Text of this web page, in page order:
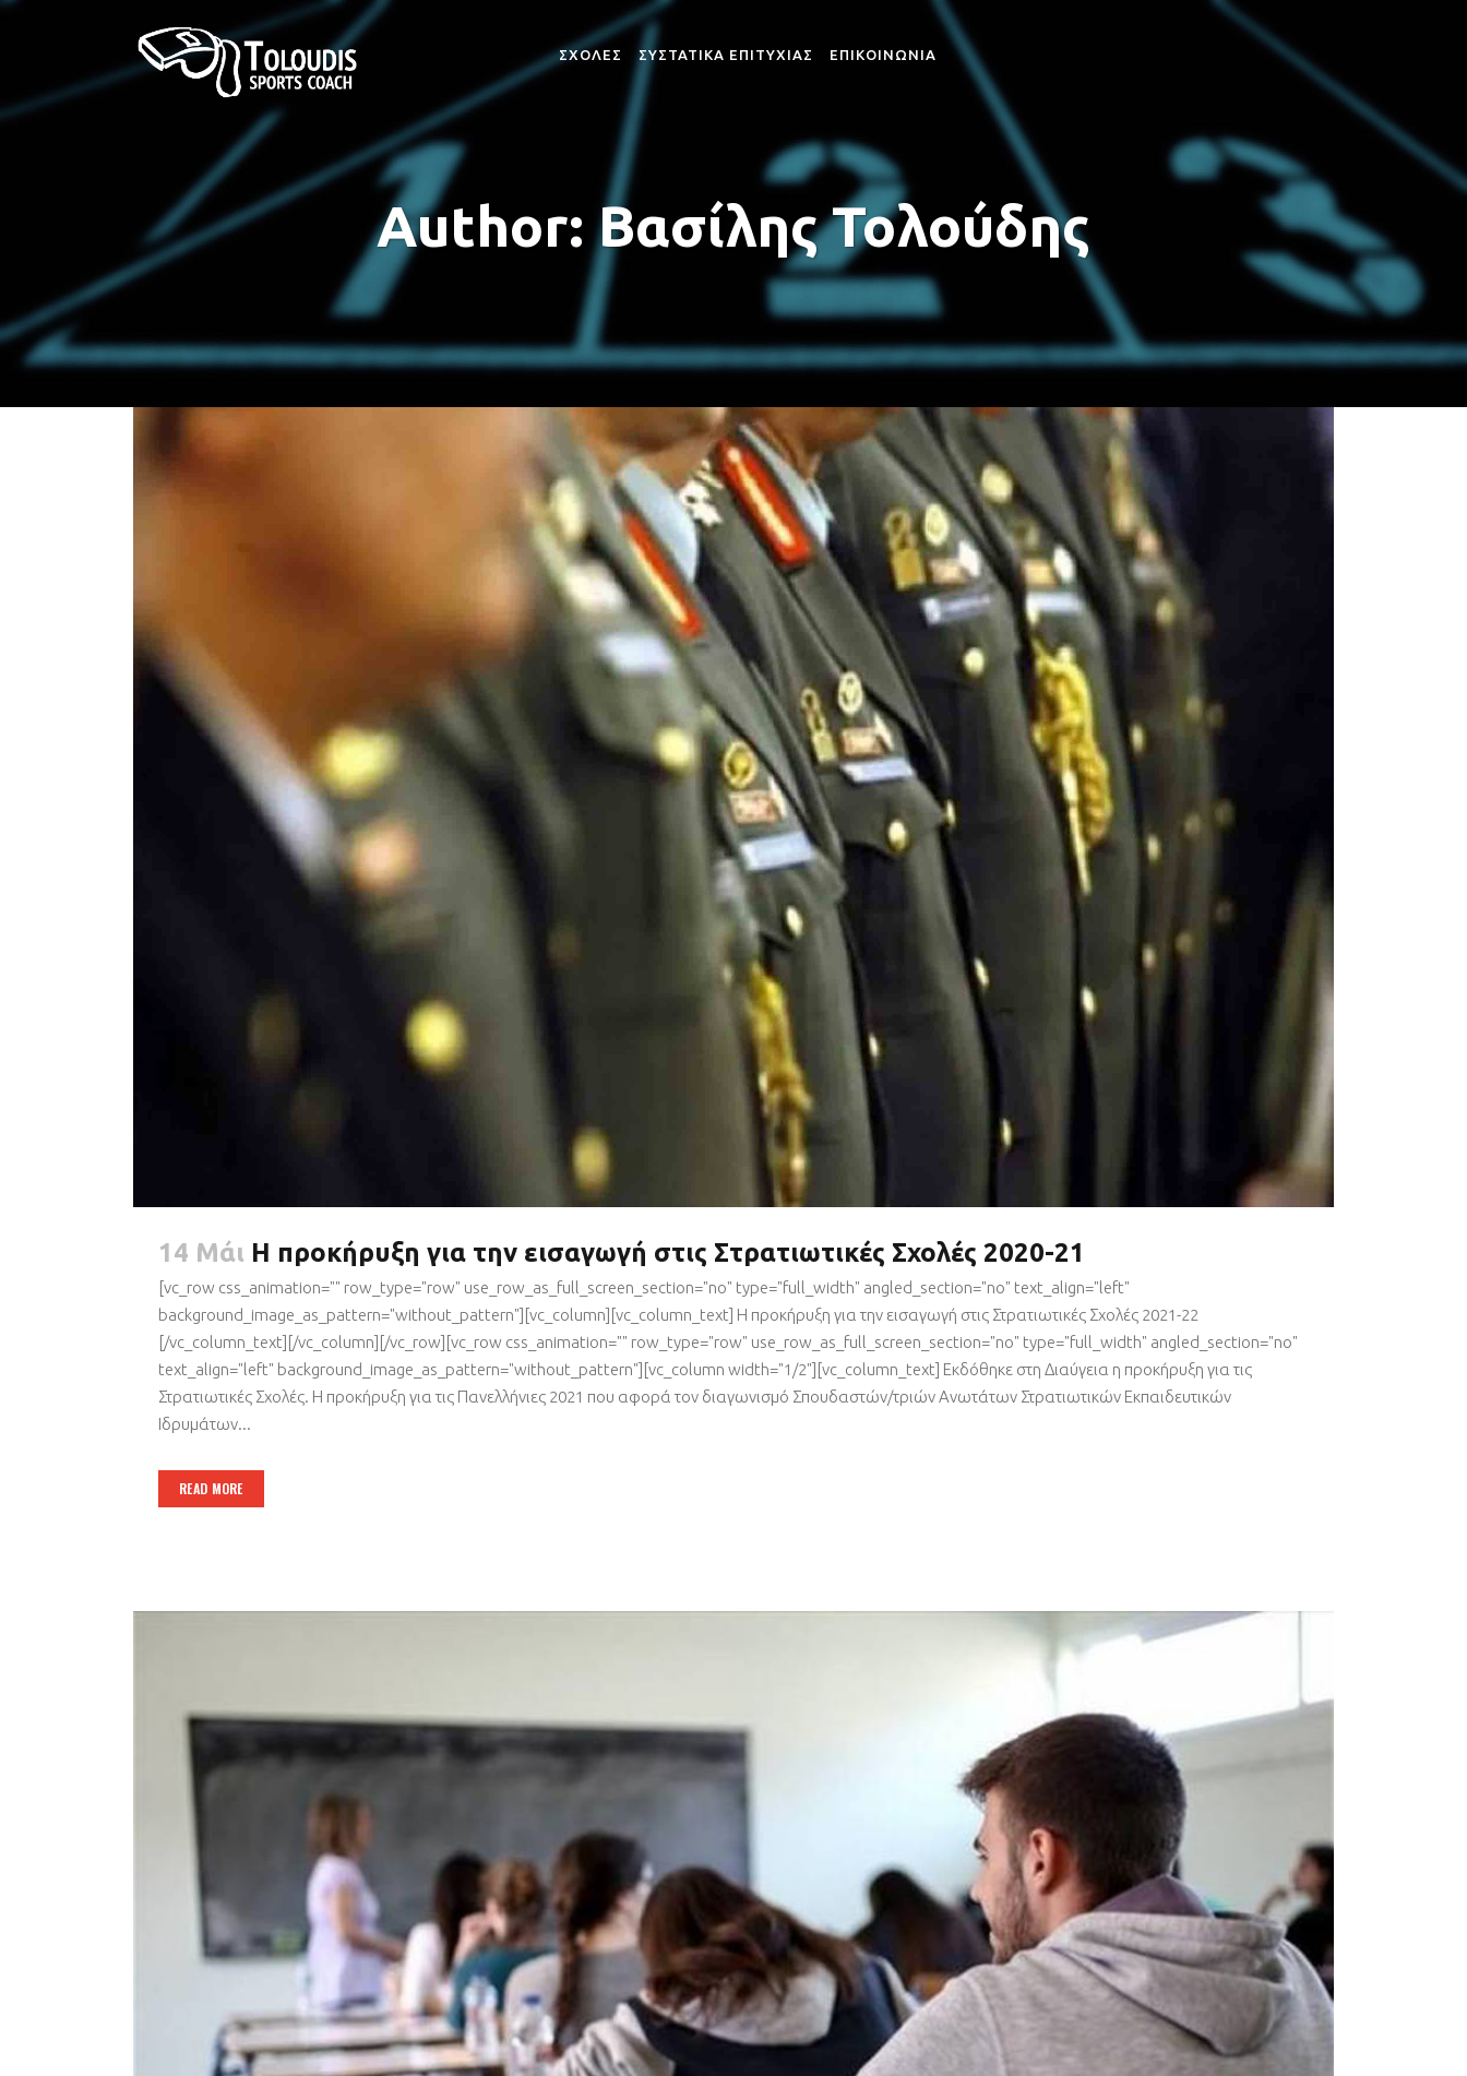
ΣΧΟΛΕΣ
ΠΟΛΕΜΙΚΗ ΑΕΡΟΠΟΡΙΑ
ΠΟΛΕΜΙΚΟ ΝΑΥΤΙΚΟ
ΣΧΟΛΗ ΑΞΙΩΜΑΤΙΚΩΝ
ΣΧΟΛΗ ΑΣΤΥΦΥΛΑΚΩΝ
ΣΧΟΛΗ ΔΟΚΙΜΩΝ ΣΗΜΑΙΟΦΟΡΩΝ
ΣΧΟΛΗ ΛΙΜΕΝΟΦΥΛΑΚΩΝ
ΣΧΟΛΗ ΑΝΘΥΠΟΠΥΡΑΓΩΝ
ΣΧΟΛΗ ΠΥΡΟΣΒΕΣΤΩΝ
ΑΓΩΝΙΣΜΑΤΑ / ΒΑΘΜΟΛΟΓΙΑ
ΑΓΩΝΙΣΜΑΤΑ / ΒΑΘΜΟΛΟΓΙΑ
ΚΟΡΙΤΣΙΩΝ
ΣΥΣΤΑΤΙΚΑ ΕΠΙΤΥΧΙΑΣ ΕΠΙΚΟΙΝΩΝΙΑ
Author: Βασίλης Τολούδης
14 Μάι Η προκήρυξη για την εισαγωγή στις Στρατιωτικές Σχολές 2020-21
[vc_row css_animation="" row_type="row" use_row_as_full_screen_section="no" type="full_width" angled_section="no" text_align="left"
background_image_as_pattern="without_pattern"][vc_column][vc_column_text] Η προκήρυξη για την εισαγωγή στις Στρατιωτικές Σχολές 2021-22
[/vc_column_text][/vc_column][/vc_row][vc_row css_animation="" row_type="row" use_row_as_full_screen_section="no" type="full_width" angled_section="no"
text_align="left" background_image_as_pattern="without_pattern"][vc_column width="1/2"][vc_column_text] Εκδόθηκε στη Διαύγεια η προκήρυξη για τις
Στρατιωτικές Σχολές. Η προκήρυξη για τις Πανελλήνιες 2021 που αφορά τον διαγωνισμό Σπουδαστών/τριών Ανωτάτων Στρατιωτικών Εκπαιδευτικών
Ιδρυµάτων...
READ MORE